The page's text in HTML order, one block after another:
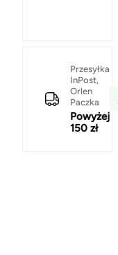
Przesyłka
InPost,
Orlen
Paczka
Powyżej
150 zł